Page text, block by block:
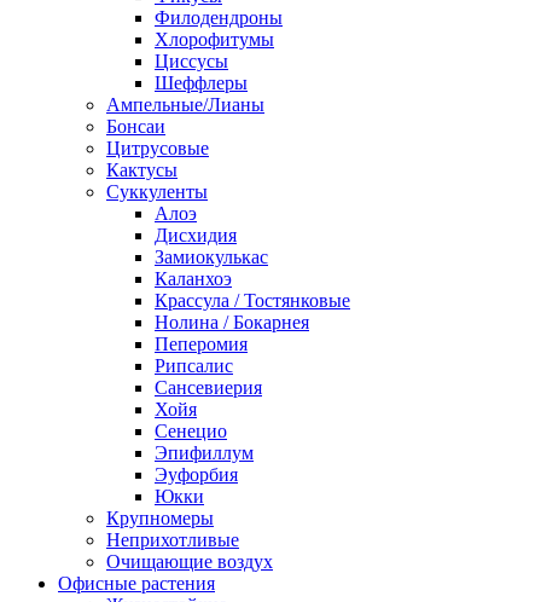
Филодендроны
Хлорофитумы
Циссусы
Шеффлеры
Ампельные/Лианы
Бонсаи
Цитрусовые
Кактусы
Суккуленты
Алоэ
Дисхидия
Замиокулькас
Каланхоэ
Крассула / Тостянковые
Нолина / Бокарнея
Пеперомия
Рипсалис
Сансевиерия
Хойя
Сенецио
Эпифиллум
Эуфорбия
Юкки
Крупномеры
Неприхотливые
Очищающие воздух
Офисные растения